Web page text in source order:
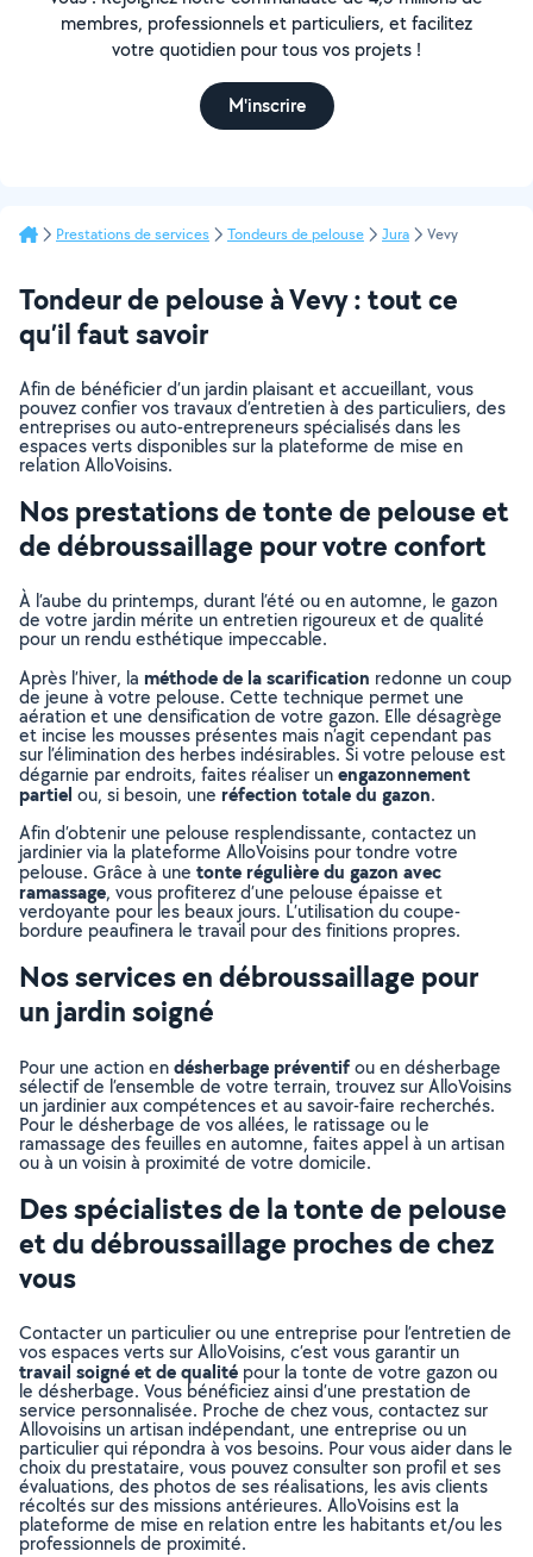
membres, professionnels et particuliers, et facilitez
votre quotidien pour tous vos projets !
M'inscrire
Prestations de services Tondeurs de pelouse Jura Vevy
Tondeur de pelouse à Vevy : tout ce
qu’il faut savoir
Afin de bénéficier d’un jardin plaisant et accueillant, vous
pouvez confier vos travaux d’entretien à des particuliers, des
entreprises ou auto-entrepreneurs spécialisés dans les
espaces verts disponibles sur la plateforme de mise en
relation AlloVoisins.
Nos prestations de tonte de pelouse et
de débroussaillage pour votre confort
À l’aube du printemps, durant l’été ou en automne, le gazon
de votre jardin mérite un entretien rigoureux et de qualité
pour un rendu esthétique impeccable.
Après l’hiver, la méthode de la scarification redonne un coup
de jeune à votre pelouse. Cette technique permet une
aération et une densification de votre gazon. Elle désagrège
et incise les mousses présentes mais n’agit cependant pas
sur l’élimination des herbes indésirables. Si votre pelouse est
dégarnie par endroits, faites réaliser unengazonnement
partiel ou, si besoin, une réfection totale du gazon.
Afin d’obtenir une pelouse resplendissante, contactez un
jardinier via la plateforme AlloVoisins pour tondre votre
pelouse. Grâce à une tonte régulière du gazon avec
ramassage, vous profiterez d’une pelouse épaisse et
verdoyante pour les beaux jours. L’utilisation du coupe-
bordure peaufinera le travail pour des finitions propres.
Nos services en débroussaillage pour
un jardin soigné
Pour une action endésherbage préventifou en désherbage
sélectif de l’ensemble de votre terrain, trouvez sur AlloVoisins
un jardinier aux compétences et au savoir-faire recherchés.
Pour le désherbage de vos allées, le ratissage ou le
ramassage des feuilles en automne, faites appel à un artisan
ou à un voisin à proximité de votre domicile.
Des spécialistes de la tonte de pelouse
et du débroussaillage proches de chez
vous
Contacter un particulier ou une entreprise pour l’entretien de
vos espaces verts sur AlloVoisins, c’est vous garantir un
travail soigné et de qualité pour la tonte de votre gazon ou
le désherbage. Vous bénéficiez ainsi d’une prestation de
service personnalisée. Proche de chez vous, contactez sur
Allovoisins un artisan indépendant, une entreprise ou un
particulier qui répondra à vos besoins. Pour vous aider dans le
choix du prestataire, vous pouvez consulter son profil et ses
évaluations, des photos de ses réalisations, les avis clients
récoltés sur des missions antérieures. AlloVoisins est la
plateforme de mise en relation entre les habitants et/ou les
professionnels de proximité.